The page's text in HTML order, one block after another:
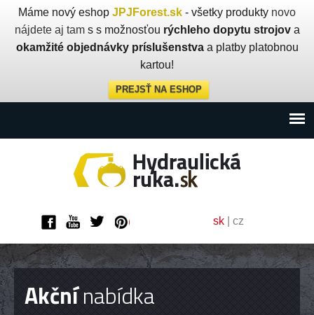
Máme nový eshop JPJForest.sk - všetky produkty novo
nájdete aj tams s možnosťou rýchleho dopytu strojova
okamžité objednávky príslušenstvaa platby platobnou
kartou!
PREJSŤ NA ESHOP
sk cz
Akčnínabídka